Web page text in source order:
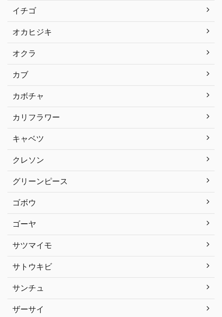
イチゴ
オカヒジキ
オクラ
カブ
カボチャ
カリフラワー
キャベツ
クレソン
グリーンピース
ゴボウ
ゴーヤ
サツマイモ
サトウキビ
サンチュ
ザーサイ